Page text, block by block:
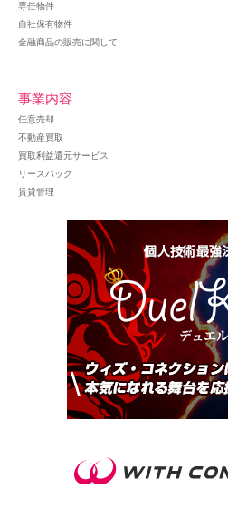
専任物件
自社保有物件
金融商品の販売に関して
事業内容
任意売却
不動産買取
買取利益還元サービス
リースバック
賃貸管理